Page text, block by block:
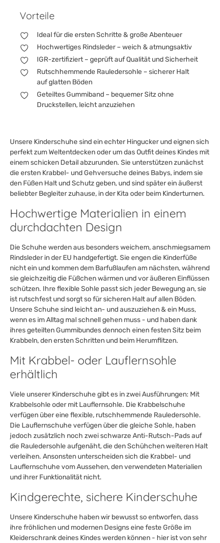
Vorteile
Ideal für die ersten Schritte & große Abenteuer
Hochwertiges Rindsleder – weich & atmungsaktiv
IGR-zertifiziert – geprüft auf Qualität und Sicherheit
Rutschhemmende Rauledersohle – sicherer Halt
auf glatten Böden
Geteiltes Gummiband – bequemer Sitz ohne
Druckstellen, leicht anzuziehen
Unsere Kinderschuhe sind ein echter Hingucker und eignen sich
perfekt zum Weltentdecken oder um das Outfit deines Kindes mit
einem schicken Detail abzurunden. Sie unterstützen zunächst
die ersten Krabbel- und Gehversuche deines Babys, indem sie
den Füßen Halt und Schutz geben, und sind später ein äußerst
beliebter Begleiter zuhause, in der Kita oder beim Kinderturnen.
Hochwertige Materialien in einem
durchdachten Design
Die Schuhe werden aus besonders weichem, anschmiegsamem
Rindsleder in der EU handgefertigt. Sie engen die Kinderfüße
nicht ein und kommen dem Barfußlaufen am nächsten, während
sie gleichzeitig die Füßchen wärmen und vor äußeren Einflüssen
schützen. Ihre flexible Sohle passt sich jeder Bewegung an, sie
ist rutschfest und sorgt so für sicheren Halt auf allen Böden.
Unsere Schuhe sind leicht an- und auszuziehen & ein Muss,
wenn es im Alltag mal schnell gehen muss - und haben dank
ihres geteilten Gummibundes dennoch einen festen Sitz beim
Krabbeln, den ersten Schritten und beim Herumflitzen.
Mit Krabbel- oder Lauflernsohle
erhältlich
Viele unserer Kinderschuhe gibt es in zwei Ausführungen: Mit
Krabbelsohle oder mit Lauflernsohle. Die Krabbelschuhe
verfügen über eine flexible, rutschhemmende Rauledersohle.
Die Lauflernschuhe verfügen über die gleiche Sohle, haben
jedoch zusätzlich noch zwei schwarze Anti-Rutsch-Pads auf
die Rauledersohle aufgenäht, die den Schühchen weiteren Halt
verleihen. Ansonsten unterscheiden sich die Krabbel- und
Lauflernschuhe vom Aussehen, den verwendeten Materialien
und ihrer Funktionalität nicht.
Kindgerechte, sichere Kinderschuhe
Unsere Kinderschuhe haben wir bewusst so entworfen, dass
ihre fröhlichen und modernen Designs eine feste Größe im
Kleiderschrank deines Kindes werden können - hier ist von sehr